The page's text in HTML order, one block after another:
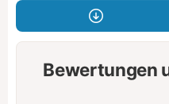
Bewertungen